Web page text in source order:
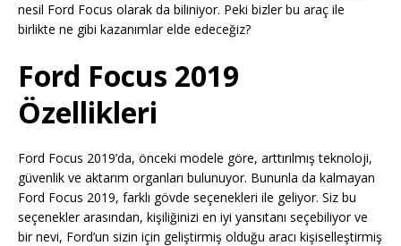
nesil Ford Focus olarak da biliniyor. Peki bizler bu araç ile
birlikte ne gibi kazanımlar elde edeceğiz?
Ford Focus 2019
Özellikleri
Ford Focus 2019’da, önceki modele göre, arttırılmış teknoloji,
güvenlik ve aktarım organları bulunuyor. Bununla da kalmayan
Ford Focus 2019, farklı gövde seçenekleri ile geliyor. Siz bu
seçenekler arasından, kişiliğinizi en iyi yansıtanı seçebiliyor ve
bir nevi, Ford’un sizin için geliştirmiş olduğu aracı kişiselleştirmiş